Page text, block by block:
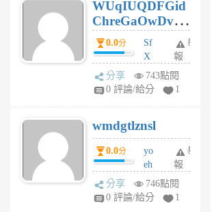
個
月
前
WUqIUQDFGid
ChreGaOwDv
dY0.0分
Sf
X
Pe
Jc
R
P
m
v
A
V
舉
報
分享
743點閱
0 評論/給分
1
wmdgtlznsl
0.0分
yo
eh
ld
gy
舉
報
分享
746點閱
0 評論/給分
1